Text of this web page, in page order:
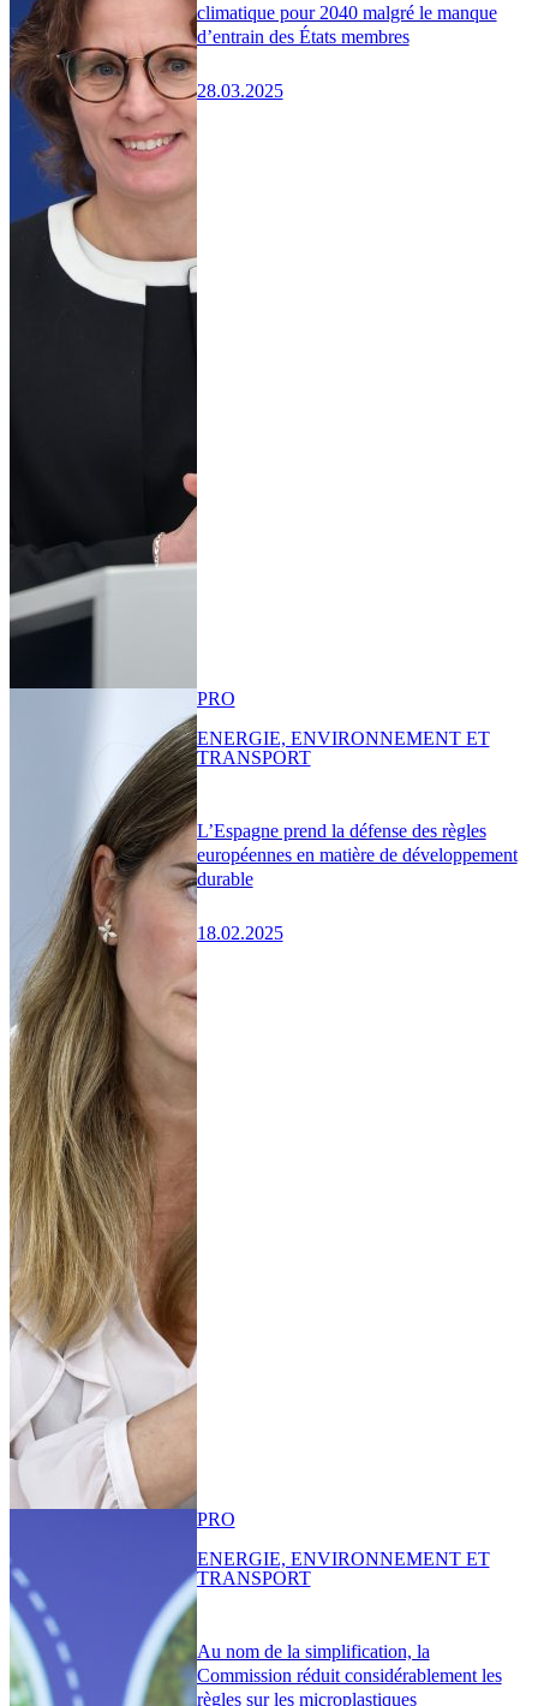
climatique pour 2040 malgré le manque
d’entrain des États membres
28.03.2025
L’Espagne prend la défense des règles
européennes en matière de développement
durable
18.02.2025
PRO
ENERGIE, ENVIRONNEMENT ET
TRANSPORT
Au nom de la simplification, la
Commission réduit considérablement les
règles sur les microplastiques
PRO
ENERGIE, ENVIRONNEMENT ET
TRANSPORT